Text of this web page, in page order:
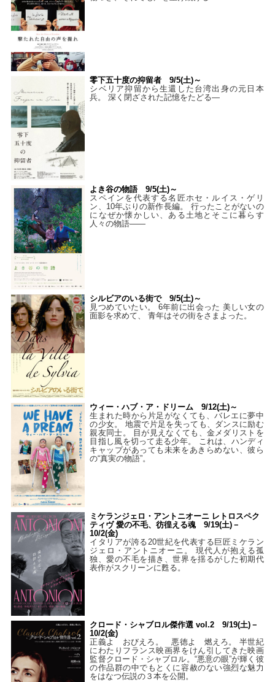
零下五十度の抑留者 9/5(土)～
シベリア抑留から生還した台湾出身の元日本
兵。 深く閉ざされた記憶をたどる—
よき谷の物語 9/5(土)～
スペインを代表する名匠ホセ・ルイス・ゲリ
ン、10年ぶりの新作長編。 行ったことがないの
になぜか懐かしい、ある土地とそこに暮らす
人々の物語――
シルビアのいる街で 9/5(土)～
見つめていたい。 6年前に出会った 美しい女の
面影を求めて、 青年はその街をさまよった。
ウィー・ハブ・ア・ドリーム 9/12(土)～
生まれた時から片足がなくても、バレエに夢中
の少女。 地震で片足を失っても、ダンスに励む
親友同士。 目が見えなくても、金メダリストを
目指し風を切って走る少年。 これは、ハンディ
キャップがあっても未来をあきらめない、彼ら
の“真実の物語”。
ミケランジェロ・アントニオーニ レトロスペク
ティヴ 愛の不毛、彷徨える魂 9/19(土)－
10/2(金)
イタリアが誇る20世紀を代表する巨匠ミケラン
ジェロ・アントニオーニ。 現代人が抱える孤
独、愛の不毛を描き、世界を揺るがした初期代
表作がスクリーンに甦る。
クロード・シャブロル傑作選 vol.2 9/19(土)－
10/2(金)
正義よ おびえろ。 悪徳よ 燃えろ。 半世紀
にわたりフランス映画界をけん引してきた映画
監督クロード・シャブロル。“悪意の眼”が輝く彼
の作品群の中でもとくに容赦のない強烈な魅力
をはなつ伝説の３本を公開。